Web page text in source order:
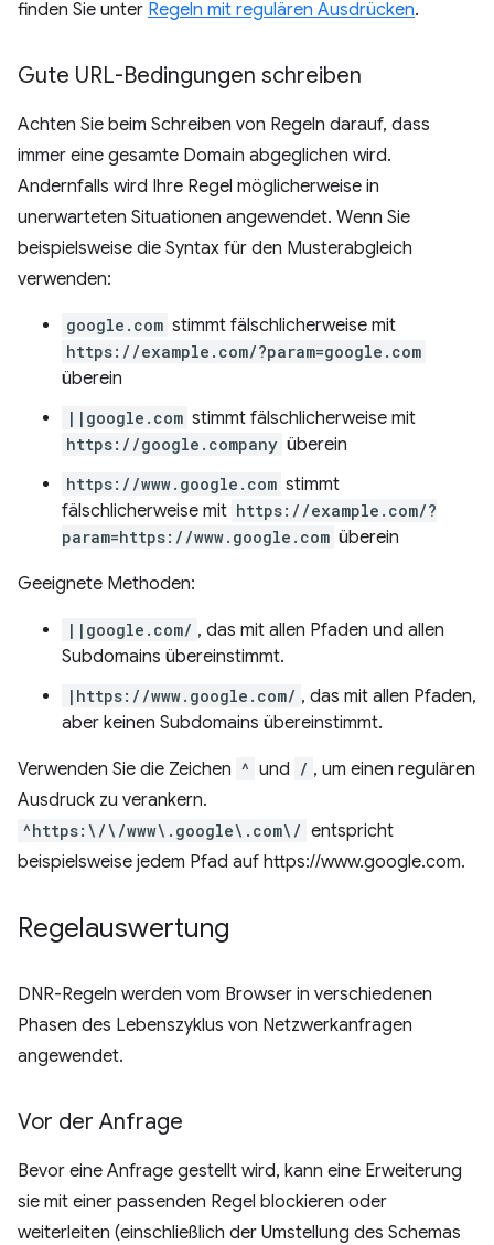
finden Sie unter Regeln mit regulären Ausdrücken.
Gute URL-Bedingungen schreiben
Achten Sie beim Schreiben von Regeln darauf, dass
immer eine gesamte Domain abgeglichen wird.
Andernfalls wird Ihre Regel möglicherweise in
unerwarteten Situationen angewendet. Wenn Sie
beispielsweise die Syntax für den Musterabgleich
verwenden:
google.com stimmt fälschlicherweise mit
https://example.com/?param=google.com
überein
||google.com stimmt fälschlicherweise mit
https://google.company überein
https://www.google.com stimmt
fälschlicherweise mit https://example.com/?
param=https://www.google.com überein
Geeignete Methoden:
||google.com/ , das mit allen Pfaden und allen
Subdomains übereinstimmt.
|https://www.google.com/ , das mit allen Pfaden,
aber keinen Subdomains übereinstimmt.
Verwenden Sie die Zeichen ^ und / , um einen regulären
Ausdruck zu verankern.
^https:\/\/www\.google\.com\/ entspricht
beispielsweise jedem Pfad auf https://www.google.com.
Regelauswertung
DNR-Regeln werden vom Browser in verschiedenen
Phasen des Lebenszyklus von Netzwerkanfragen
angewendet.
Vor der Anfrage
Bevor eine Anfrage gestellt wird, kann eine Erweiterung
sie mit einer passenden Regel blockieren oder
weiterleiten (einschließlich der Umstellung des Schemas